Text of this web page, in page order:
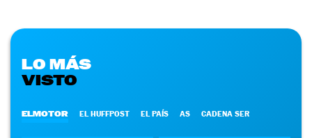
LO MÁS
VISTO
ELMOTOR EL HUFFPOST EL PAÍS AS CADENA SER